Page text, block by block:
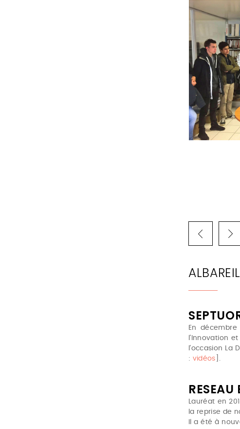
En
l'Innovation
l'occasion La
: vidéos ].
RESEAU
Lauréat en
la reprise de
Il a été à